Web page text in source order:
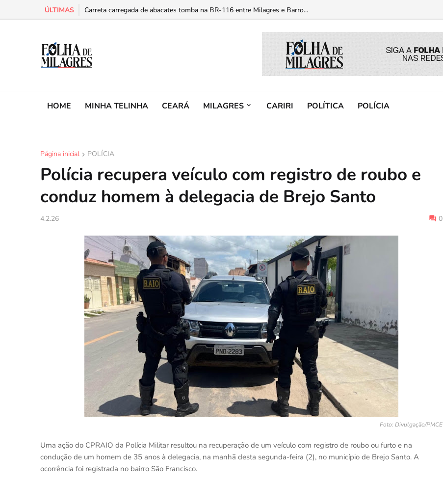
ÚLTIMAS Carreta carregada de abacates tomba na BR-116 entre Milagres e Barro...
Acusado de crimes morre em Brejo Santo num confronto com o RAIO...
HOME MINHA TELINHA CEARÁ MILAGRES CARIRI POLÍTICA POLÍCIA
Página inicial POLÍCIA
Polícia recupera veículo com registro de roubo e
conduz homem à delegacia de Brejo Santo
4.2.26 0
Foto: Divulgação/PMCE
Uma ação do CPRAIO da Polícia Militar resultou na recuperação de um veículo com registro de roubo ou furto e na
condução de um homem de 35 anos à delegacia, na manhã desta segunda-feira (2), no município de Brejo Santo. A
ocorrência foi registrada no bairro São Francisco.